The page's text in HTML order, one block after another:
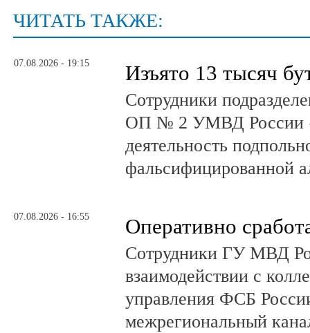
ЧИТАТЬ ТАКЖЕ:
07.08.2026 - 19:15 Изъято 13 тысяч
Сотрудники
ОП № 2 УМВД России
деятельность
фальсифицированной
07.08.2026 - 16:55 Оперативно
Сотрудники ГУ МВД
взаимодействии с
управления ФСБ
межрегиональный